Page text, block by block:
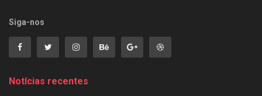
Siga-nos
Notícias recentes